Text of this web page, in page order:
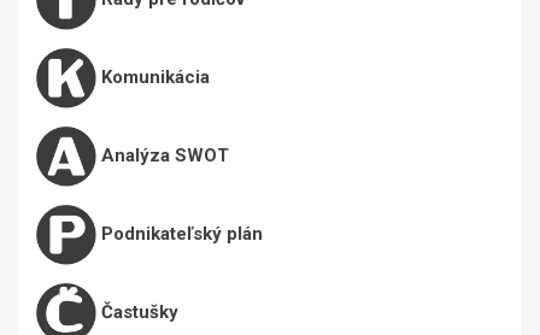
Komunikácia
Analýza SWOT
Podnikateľský plán
Častušky